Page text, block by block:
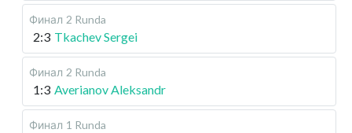
Финал 2 Runda
2:3 Tkachev Sergei
Финал 2 Runda
1:3 Averianov Aleksandr
Финал 1 Runda